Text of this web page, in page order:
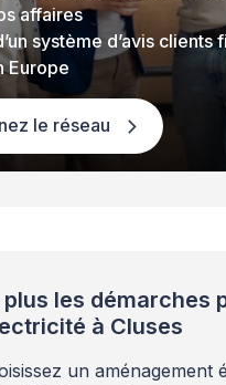
affaires
système d’avis clients
Europe
le réseau
les démarches
à Cluses
un aménagement